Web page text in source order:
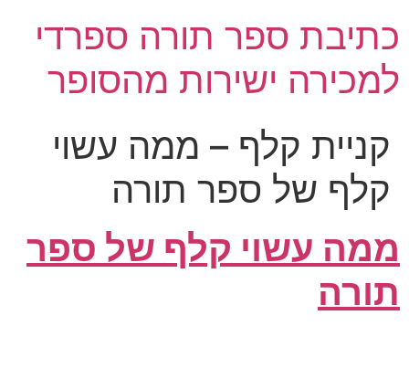
כתיבת ספר תורה ספרדי
למכירה ישירות מהסופר
קניית קלף – ממה עשוי
קלף של ספר תורה
ממה עשוי קלף של ספר
תורה